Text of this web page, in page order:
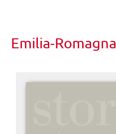
Emilia-Romagna